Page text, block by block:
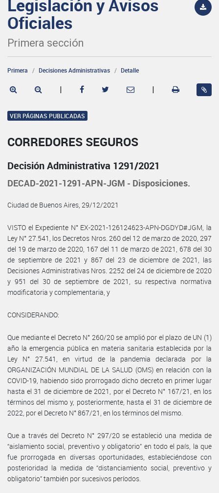
Legislación y Avisos
Oficiales
Primera sección
Primera Decisiones Administrativas Detalle
| |
VER PÁGINAS PUBLICADAS
CORREDORES SEGUROS
Decisión Administrativa 1291/2021
DECAD-2021-1291-APN-JGM - Disposiciones.
Ciudad de Buenos Aires, 29/12/2021
VISTO el Expediente N° EX-2021-126124623-APN-DGDYD#JGM, la
Ley N° 27.541, los Decretos Nros. 260 del 12 de marzo de 2020, 297
del 19 de marzo de 2020, 167 del 11 de marzo de 2021, 678 del 30
de septiembre de 2021 y 867 del 23 de diciembre de 2021, las
Decisiones Administrativas Nros. 2252 del 24 de diciembre de 2020
y 951 del 30 de septiembre de 2021, su respectiva normativa
modificatoria y complementaria, y
CONSIDERANDO:
Que mediante el Decreto N° 260/20 se amplió por el plazo de UN (1)
año la emergencia pública en materia sanitaria establecida por la
Ley N° 27.541, en virtud de la pandemia declarada por la
ORGANIZACIÓN MUNDIAL DE LA SALUD (OMS) en relación con la
COVID-19, habiendo sido prorrogado dicho decreto en primer lugar
hasta el 31 de diciembre de 2021, por el Decreto N° 167/21, en los
términos del mismo y, posteriormente, hasta el 31 de diciembre de
2022, por el Decreto N° 867/21, en los términos del mismo.
Que a través del Decreto N° 297/20 se estableció una medida de
“aislamiento social, preventivo y obligatorio” en todo el país, la que
fue prorrogada en diversas oportunidades, estableciéndose con
posterioridad la medida de “distanciamiento social, preventivo y
obligatorio” también por sucesivos períodos.